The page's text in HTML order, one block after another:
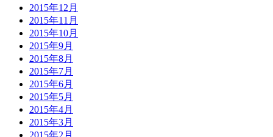
2015年12月
2015年11月
2015年10月
2015年9月
2015年8月
2015年7月
2015年6月
2015年5月
2015年4月
2015年3月